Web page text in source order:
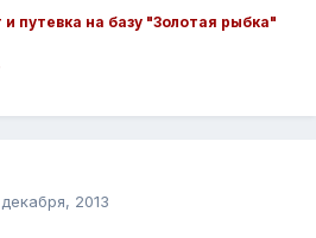
путевка на базу "Золотая рыбка"
2013